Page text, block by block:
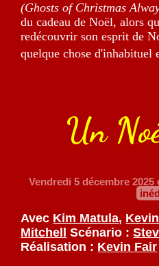
(Ghosts of Christmas
du cadeau de Noël, alors
redécouvrir son esprit de
quelque chose d'inhabituel
Un
Vendredi 5 décembre 2025
Avec Kim Matula,
Mitchell
Scénario :
Réalisation : Kevin Fair